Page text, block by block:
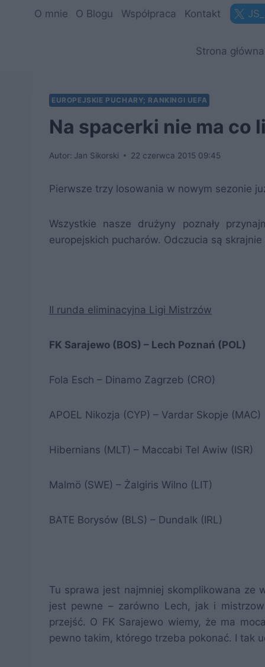
O mnie O Blogu Współpraca Kontakt
Strona główna
EUROPEJSKIE PUCHARY; RANKINGI UEFA
Na spacerki nie ma co
Autor: Jan Sikorski 22 czerwca 2015 09:45
Pierwsze trzy losowania w nowym sezonie
Wszystkie nasze drużyny poznały
europejskich pucharów. Odczucia są
II runda eliminacyjna Ligi Mistrzów
FK Sarajewo (BOS) – Lech Poznań (POL)
Fola Esch – Dinamo Zagrzeb (CRO)
APOEL Nikozja (CYP) – Vardar Skopje (MAC)
Hibernians (MLT) – Maccabi Tel Awiw (ISR)
Malmö (SWE) – Żalgiris Wilno (LIT)
BATE Borysów (BLS) – Dundalk (IRL)
Tu sprawa jest najmniej skomplikowana ze
jest pewne – zarówno Lech, jak i
przejść. O FK Sarajewo wiemy, że ma
pewno takim, którego trzeba pokonać. I tak